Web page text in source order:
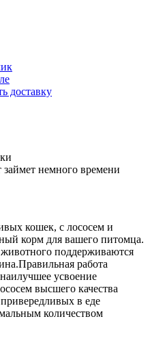
доставку
немного времени
кошек, с лососем и
корм для вашего питомца.
животного поддерживаются
работа
усвоение
высшего качества
в еде
количеством